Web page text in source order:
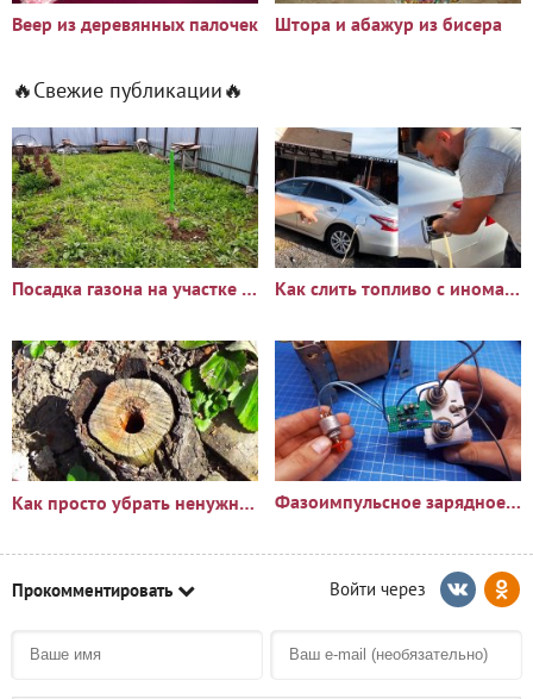
Веер из деревянных палочек Штора и абажур из бисера
🔥Свежие публикации🔥
Посадка газона на участке с сорняками: опыт и результаты Как слить топливо с иномарки через горловину бака
Как просто убрать ненужный пень?🪵 Фазоимпульсное зарядное устройство своими руками
Прокомментировать